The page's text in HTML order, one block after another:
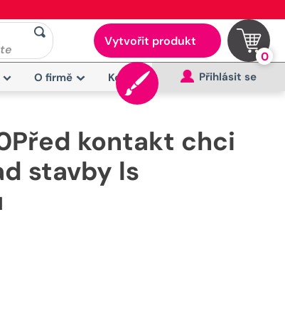
Vytvořit produkt
0
O firmě Kontakt Přihlásit se
kontakt chci
stavby ls